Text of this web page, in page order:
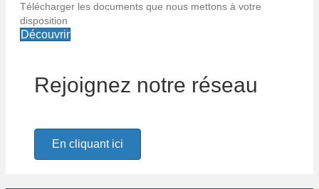
Alerte email
Votre email
Télécharger les documents que nous mettons à votre
disposition
Découvrir
Rejoignez notre réseau
En cliquant ici